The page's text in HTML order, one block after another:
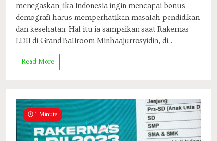
menegaskan jika Indonesia ingin mencapai bonus
demografi harus memperhatikan masalah pendidikan
dan kesehatan. Hal itu ia sampaikan saat Rakernas
LDII di Grand Ballroom Minhaajurrosyidin, di...
Read More
1 Minute